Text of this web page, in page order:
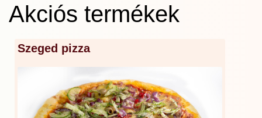
Akciós termékek
Szeged pizza